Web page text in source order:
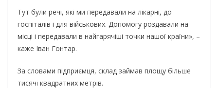
Тут були речі, які ми передавали на лікарні, до
госпіталів і для військових. Допомогу роздавали на
місці і передавали в найгарячіші точки нашої країни», –
каже Іван Гонтар.
За словами підприємця, склад займав площу більше
тисячі квадратних метрів.